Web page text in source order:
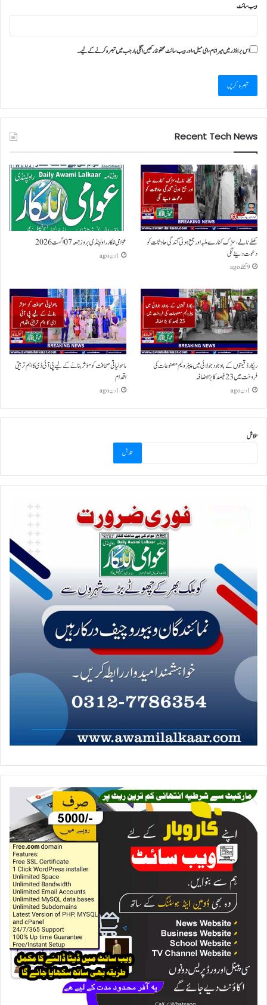
ویب‌ سائٹ
اس براؤزر میں میرا نام، ای میل، اور ویب سائٹ محفوظ رکھیں اگلی بار جب میں تبصرہ کرنے کےلیے۔
Recent Tech News
کھلے نالے،سڑک کنارے ملبہ اور جمع ہوتی گندگی حادثات کو
دعوت دینے لگی
9 گھنٹے ago
عوامی للکار راولپنڈی بروز جمعہ 07 اگست 2026
1 دن ago
ریکارڈ قیمتوں کے باوجود جولائی میں پیٹرولیم مصنوعات کی
فروخت میں 23 فیصد کا بڑا اضافہ
1 دن ago
ماحولیاتی صحافت کو مؤثر بنانے کے لیے پی آئی ڈی کا اہم تربیتی
اقدام
1 دن ago
تلاش
تلاش